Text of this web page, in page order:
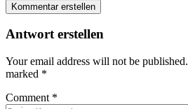
Kommentar erstellen
Antwort erstellen
Your email address will not be published.
marked *
Comment *